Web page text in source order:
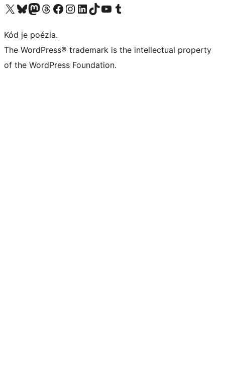
Navštívte náš účet na X (predtým Twitter)
Navštívte náš účet na platforme Bluesky
Navštívte náš účet na Mastodone
Navštívte náš účet na platforme Threads
Navštívte našu stránku na Facebooku
Navštívte náš účet Instagram
Navštívte náš účet LinkedIn
Navštívte náš účet na platforme TikTok
Navštívte náš kanál YouTube
Navštívte náš účet na platforme Tumblr
Kód je poézia.
The WordPress® trademark is the intellectual property
of the WordPress Foundation.